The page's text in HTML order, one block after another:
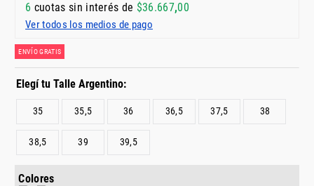
6 cuotas sin interés de $36.667,00
Ver todos los medios de pago
ENVÍO GRATIS
35 35,5 36 36,5 37,5 38
38,5 39 39,5
Colores